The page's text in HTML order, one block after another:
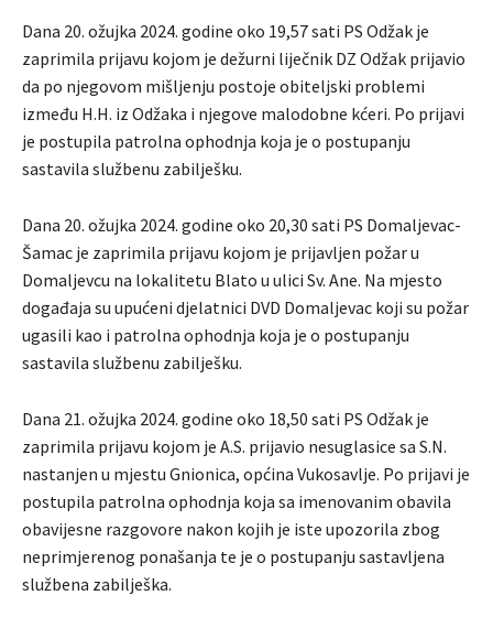
Dana 20. ožujka 2024. godine oko 19,57 sati PS Odžak je
zaprimila prijavu kojom je dežurni liječnik DZ Odžak prijavio
da po njegovom mišljenju postoje obiteljski problemi
između H.H. iz Odžaka i njegove malodobne kćeri. Po prijavi
je postupila patrolna ophodnja koja je o postupanju
sastavila službenu zabilješku.
Dana 20. ožujka 2024. godine oko 20,30 sati PS Domaljevac-
Šamac je zaprimila prijavu kojom je prijavljen požar u
Domaljevcu na lokalitetu Blato u ulici Sv. Ane. Na mjesto
događaja su upućeni djelatnici DVD Domaljevac koji su požar
ugasili kao i patrolna ophodnja koja je o postupanju
sastavila službenu zabilješku.
Dana 21. ožujka 2024. godine oko 18,50 sati PS Odžak je
zaprimila prijavu kojom je A.S. prijavio nesuglasice sa S.N.
nastanjen u mjestu Gnionica, općina Vukosavlje. Po prijavi je
postupila patrolna ophodnja koja sa imenovanim obavila
obavijesne razgovore nakon kojih je iste upozorila zbog
neprimjerenog ponašanja te je o postupanju sastavljena
službena zabilješka.